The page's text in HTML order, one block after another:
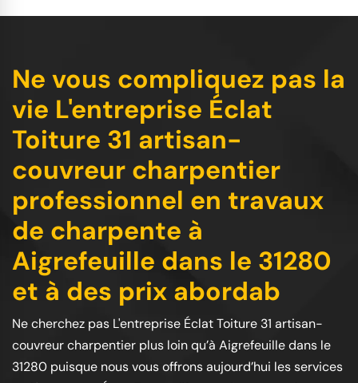
Ne vous compliquez pas la
vie L'entreprise Éclat
Toiture 31 artisan-
couvreur charpentier
professionnel en travaux
de charpente à
Aigrefeuille dans le 31280
et à des prix abordab
Ne cherchez pas L'entreprise Éclat Toiture 31 artisan-
couvreur charpentier plus loin qu’à Aigrefeuille dans le
31280 puisque nous vous offrons aujourd’hui les services